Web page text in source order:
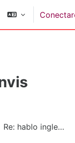
Re: hablo ingles nesecito practicar espanol